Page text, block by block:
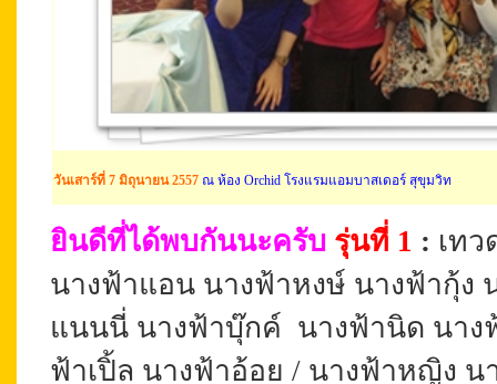
วันเสาร์ที่ 7 มิถุนายน 2557 ณ ห้อง Orchid โรงแรมแอมบาสเดอร์ สุขุมวิท
ยินดีที่ได้พบกันนะครับ รุ่นที่ 1 : เท
นางฟ้าแอน นางฟ้าหงษ์ นางฟ้ากุ้ง
แนนนี่ นางฟ้าบุ๊กค์ นางฟ้านิด นาง
ฟ้าเปิ้ล นางฟ้าอ้อย / นางฟ้าหญิง